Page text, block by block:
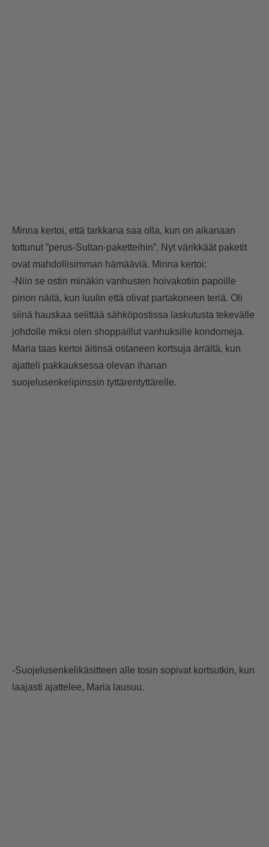
Minna kertoi, että tarkkana saa olla, kun on aikanaan
tottunut ”perus-Sultan-paketteihin”. Nyt värikkäät paketit
ovat mahdollisimman hämääviä. Minna kertoi:
-Niin se ostin minäkin vanhusten hoivakotiin papoille
pinon näitä, kun luulin että olivat partakoneen teriä. Oli
siinä hauskaa selittää sähköpostissa laskutusta tekevälle
johdolle miksi olen shoppaillut vanhuksille kondomeja.
Maria taas kertoi äitinsä ostaneen kortsuja ärrältä, kun
ajatteli pakkauksessa olevan ihanan
suojelusenkelipinssin tyttärentyttärelle.
-Suojelusenkelikäsitteen alle tosin sopivat kortsutkin, kun
laajasti ajattelee, Maria lausuu.